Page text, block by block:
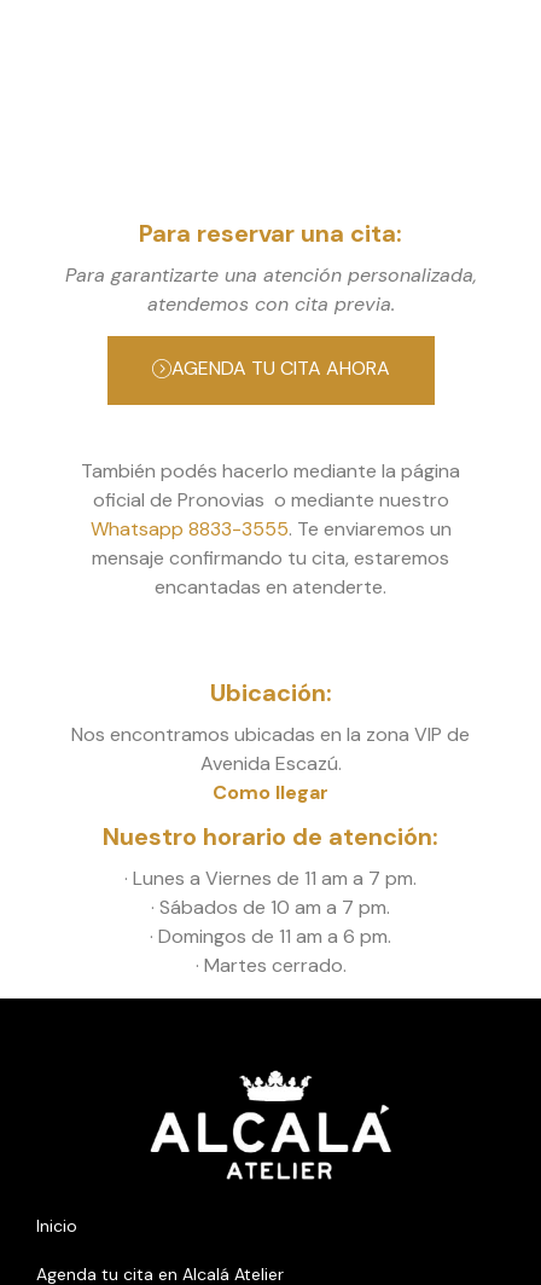
Para reservar una cita:
Para garantizarte una atención personalizada,
atendemos con cita previa.
AGENDA TU CITA AHORA
También podés hacerlo mediante la página
oficial de Pronovias o mediante nuestro
Whatsapp 8833-3555. Te enviaremos un
mensaje confirmando tu cita, estaremos
encantadas en atenderte.
Ubicación:
Nos encontramos ubicadas en la zona VIP de
Avenida Escazú.
Como llegar
Nuestro horario de atención:
· Lunes a Viernes de 11 am a 7 pm.
· Sábados de 10 am a 7 pm.
· Domingos de 11 am a 6 pm.
· Martes cerrado.
Inicio
Agenda tu cita en Alcalá Atelier